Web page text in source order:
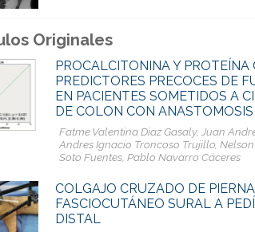
Originales
PROCALCITONINA Y PROTEÍNA
PREDICTORES PRECOCES DE
EN PACIENTES SOMETIDOS A
DE COLON CON
Fatme Valentina Diaz Gasaly, Juan
Andres Ignacio Troncoso Trujillo,
Soto Fuentes, Pablo Navarro Cáceres
COLGAJO CRUZADO DE
FASCIOCUTÁNEO SURAL A
DISTAL